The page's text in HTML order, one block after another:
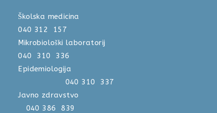
Školska medicina
040 312 157
Mikrobiološki laboratorij
040 310 336
Epidemiologija
040 310 337
Javno zdravstvo
040 386 839